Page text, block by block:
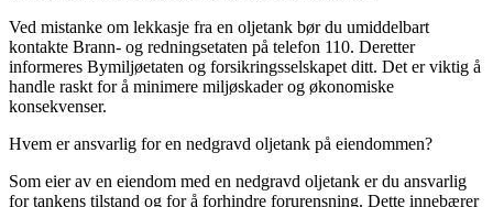
Ved mistanke om lekkasje fra en oljetank bør du umiddelbart
kontakte Brann- og redningsetaten på telefon 110. Deretter
informeres Bymiljøetaten og forsikringsselskapet ditt. Det er viktig å
handle raskt for å minimere miljøskader og økonomiske
konsekvenser.
Hvem er ansvarlig for en nedgravd oljetank på eiendommen?
Som eier av en eiendom med en nedgravd oljetank er du ansvarlig
for tankens tilstand og for å forhindre forurensning. Dette innebærer